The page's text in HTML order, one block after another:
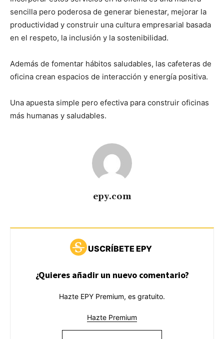
sencilla pero poderosa de generar bienestar, mejorar la
productividad y construir una cultura empresarial basada
en el respeto, la inclusión y la sostenibilidad.
Además de fomentar hábitos saludables, las cafeteras de
oficina crean espacios de interacción y energía positiva.
Una apuesta simple pero efectiva para construir oficinas
más humanas y saludables.
epy.com
USCRÍBETE EPY
¿Quieres añadir un nuevo comentario?
Hazte EPY Premium, es gratuito.
Hazte Premium